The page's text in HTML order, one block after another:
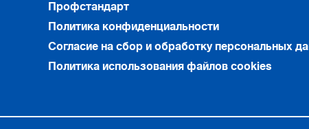
Профстандарт
Политика конфиденциальности
Согласие на сбор и обработку персональных
Политика использования файлов cookies